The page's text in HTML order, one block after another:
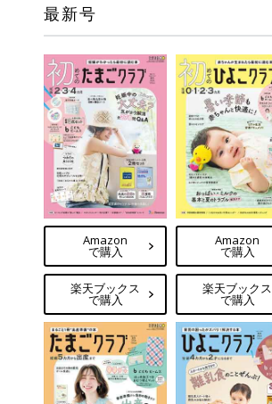
最新号
Amazon
で購入
楽天ブックス
で購入
Amazon
で購入
楽天ブックス
で購入